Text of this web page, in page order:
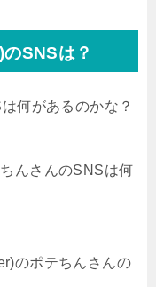
SNSは？
何があるのかな？
んさんのSNSは何
のポテちんさんの